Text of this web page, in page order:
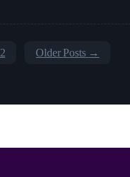
2 OlderPosts →